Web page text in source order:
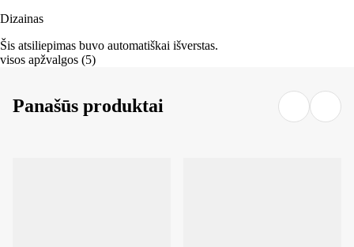
Dizainas
Šis atsiliepimas buvo automatiškai išverstas.
visos apžvalgos (5)
Panašūs produktai